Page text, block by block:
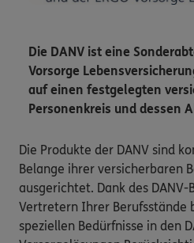
Die DANV ist eine
Vorsorge
auf einen festgelegten
Personenkreis und dessen
Die Produkte der DANV sind
Belange ihrer versicherbaren
ausgerichtet. Dank des DANV-
Vertretern Ihrer Berufsstände
speziellen Bedürfnisse in den